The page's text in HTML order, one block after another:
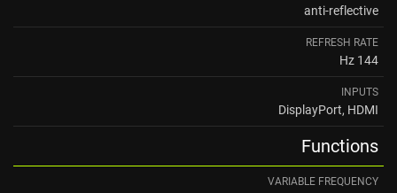
anti-reflective
REFRESH RATE
144 Hz
INPUTS
DisplayPort, HDMI
Functions
VARIABLE FREQUENCY